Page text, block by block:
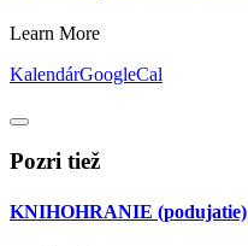
Learn More
KalendárGoogleCal
Pozri tiež
KNIHOHRANIE (podujatie)